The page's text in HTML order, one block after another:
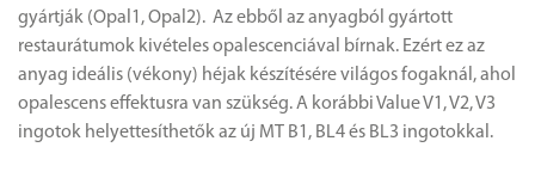
gyártják (Opal1, Opal2). Az ebből az anyagból gyártott
restaurátumok kivételes opalescenciával bírnak. Ezért ez az
anyag ideális (vékony) héjak készítésére világos fogaknál, ahol
opalescens effektusra van szükség. A korábbi Value V1, V2, V3
ingotok helyettesíthetők az új MT B1, BL4 és BL3 ingotokkal.